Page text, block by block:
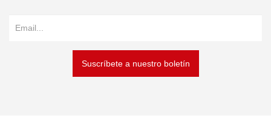
Suscríbete a nuestro boletín